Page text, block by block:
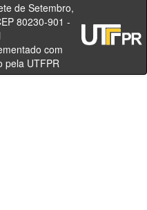
80230-901 -
- Brasil
com
pela UTFPR